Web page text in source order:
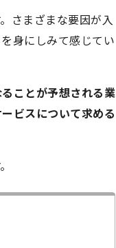
さまざまな要因が入
身にしみて感じてい
ことが予想される業
ビスについて求める